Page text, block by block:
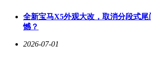
全新宝马X5外观大改，取消分段式
憾？
2026-07-01